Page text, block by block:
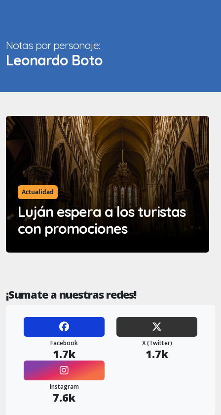
Notas por personaje:
Leonardo Boto
Actualidad
Luján espera a los turistas
con promociones
¡Sumate a nuestras redes!
Facebook
1.7k
X (Twitter)
1.7k
Instagram
7.6k